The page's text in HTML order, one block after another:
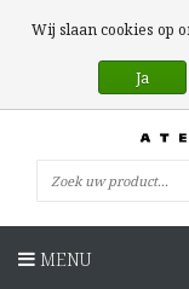
MENU
Wij slaan cookies op
Ja